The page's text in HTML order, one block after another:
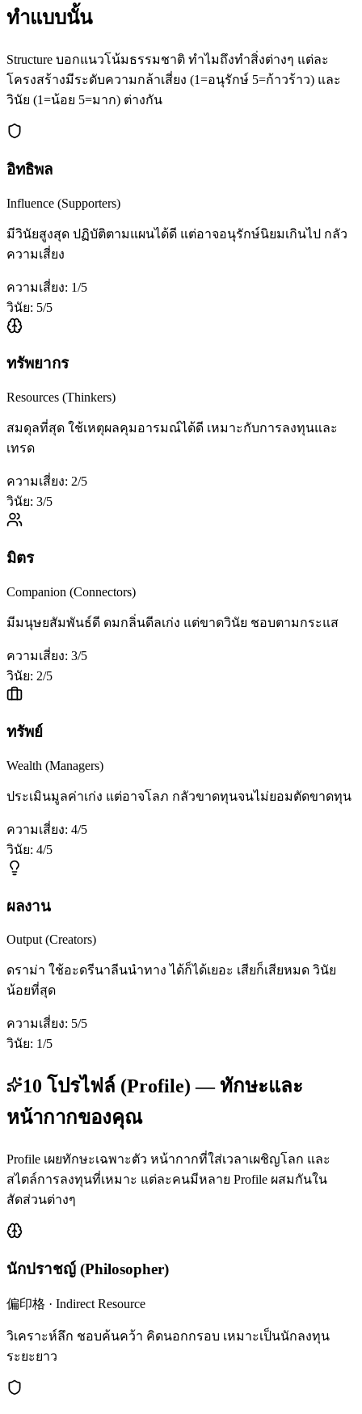
ทำแบบนั้น
Structure บอกแนวโน้มธรรมชาติ ทำไมถึงทำสิ่งต่างๆ แต่ละ
โครงสร้างมีระดับความกล้าเสี่ยง (1=อนุรักษ์ 5=ก้าวร้าว) และ
วินัย (1=น้อย 5=มาก) ต่างกัน
อิทธิพล
Influence (Supporters)
มีวินัยสูงสุด ปฏิบัติตามแผนได้ดี แต่อาจอนุรักษ์นิยมเกินไป กลัว
ความเสี่ยง
ความเสี่ยง: 1/5
วินัย: 5/5
ทรัพยากร
Resources (Thinkers)
สมดุลที่สุด ใช้เหตุผลคุมอารมณ์ได้ดี เหมาะกับการลงทุนและ
เทรด
ความเสี่ยง: 2/5
วินัย: 3/5
มิตร
Companion (Connectors)
มีมนุษยสัมพันธ์ดี ดมกลิ่นดีลเก่ง แต่ขาดวินัย ชอบตามกระแส
ความเสี่ยง: 3/5
วินัย: 2/5
ทรัพย์
Wealth (Managers)
ประเมินมูลค่าเก่ง แต่อาจโลภ กลัวขาดทุนจนไม่ยอมตัดขาดทุน
ความเสี่ยง: 4/5
วินัย: 4/5
ผลงาน
Output (Creators)
ดราม่า ใช้อะดรีนาลีนนำทาง ได้ก็ได้เยอะ เสียก็เสียหมด วินัย
น้อยที่สุด
ความเสี่ยง: 5/5
วินัย: 1/5
10 โปรไฟล์ (Profile) — ทักษะและ
หน้ากากของคุณ
Profile เผยทักษะเฉพาะตัว หน้ากากที่ใส่เวลาเผชิญโลก และ
สไตล์การลงทุนที่เหมาะ แต่ละคนมีหลาย Profile ผสมกันใน
สัดส่วนต่างๆ
นักปราชญ์ (Philosopher)
偏印格 · Indirect Resource
วิเคราะห์ลึก ชอบค้นคว้า คิดนอกกรอบ เหมาะเป็นนักลงทุน
ระยะยาว